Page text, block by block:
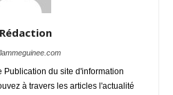
Publication du site d'information
à travers les articles l'actualité